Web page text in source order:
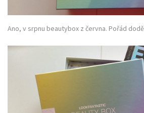
Ano, v srpnu beautybox z června. Pořád